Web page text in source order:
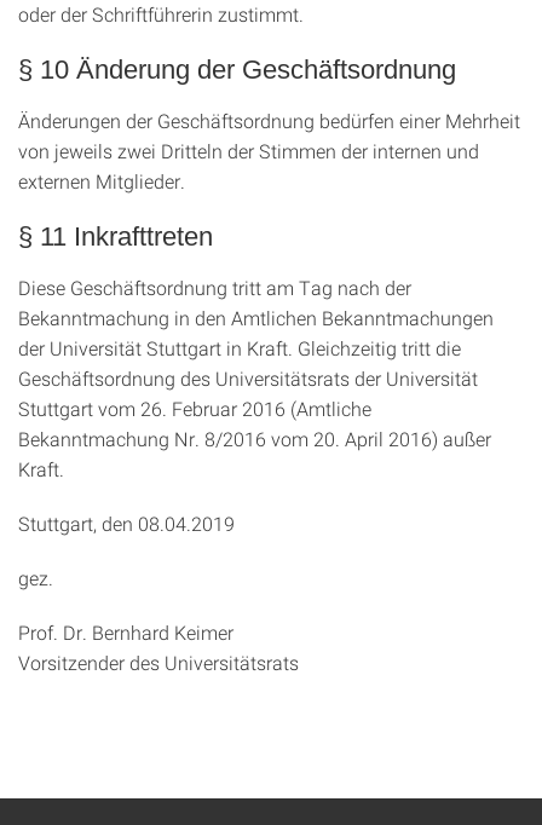
oder der Schriftführerin zustimmt.
§ 10 Änderung der Geschäftsordnung
Änderungen der Geschäftsordnung bedürfen einer Mehrheit
von jeweils zwei Dritteln der Stimmen der internen und
externen Mitglieder.
§ 11 Inkrafttreten
Diese Geschäftsordnung tritt am Tag nach der
Bekanntmachung in den Amtlichen Bekanntmachungen
der Universität Stuttgart in Kraft. Gleichzeitig tritt die
Geschäftsordnung des Universitätsrats der Universität
Stuttgart vom 26. Februar 2016 (Amtliche
Bekanntmachung Nr. 8/2016 vom 20. April 2016) außer
Kraft.
Stuttgart, den 08.04.2019
gez.
Prof. Dr. Bernhard Keimer
Vorsitzender des Universitätsrats